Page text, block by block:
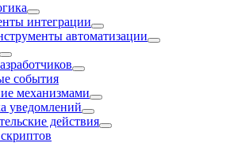
интеграции
автоматизации
события
механизмами
уведомлений
действия